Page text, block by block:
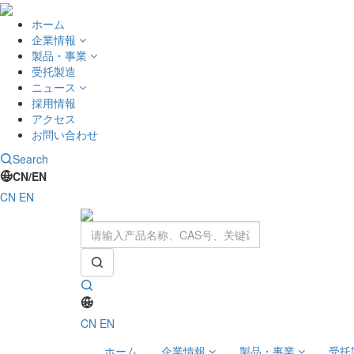
ホーム
企業情報
製品・事業
受托製造
ニュース
採用情報
アクセス
お問い合わせ
Search
CN/EN
CN EN
CN EN
ホーム
企業情報 製品・事業 受托